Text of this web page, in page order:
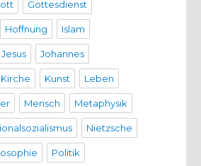
Gottesdienst
Hoffnung Islam
Jesus Johannes
Kirche Kunst Leben
Mensch Metaphysik
Nietzsche
Politik